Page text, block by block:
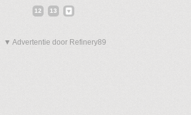
12 13
▼ Advertentie door Refinery89